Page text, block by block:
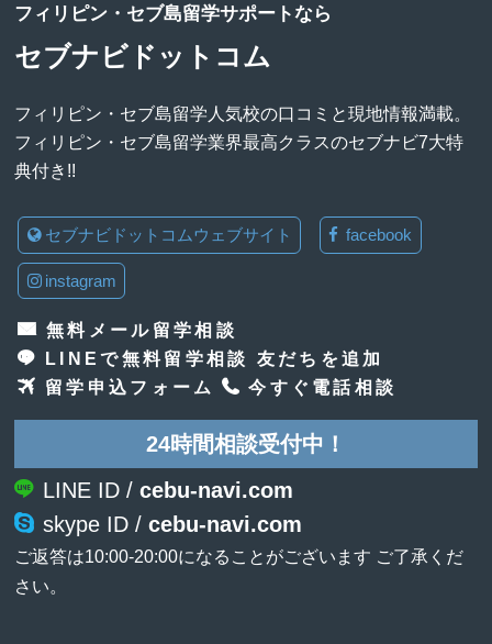
フィリピン・セブ島留学サポートなら
セブナビドットコム
フィリピン・セブ島留学人気校の口コミと現地情報満載。
フィリピン・セブ島留学業界最高クラスのセブナビ7大特
典付き!!
セブナビドットコムウェブサイト facebook
instagram
無料メール留学相談
LINEで無料留学相談 友だちを追加
留学申込フォーム
今すぐ電話相談
24時間相談受付中！
LINE ID /cebu-navi.com
skype ID /cebu-navi.com
ご返答は10:00-20:00になることがございます ご了承くだ
さい。